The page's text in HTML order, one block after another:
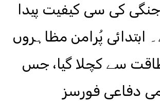
کی سی کیفیت پیدا
ابتدائی پُرامن مظاہروں
سے کچلا گیا، جس
دفاعی فورسز